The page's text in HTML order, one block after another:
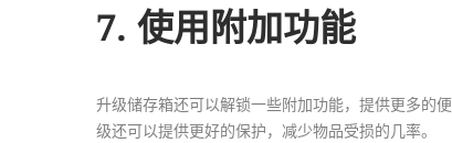
7. 使用附加功能
升级储存箱还可以解锁一些附加功能，提供更多的
级还可以提供更好的保护，减少物品受损的几率。